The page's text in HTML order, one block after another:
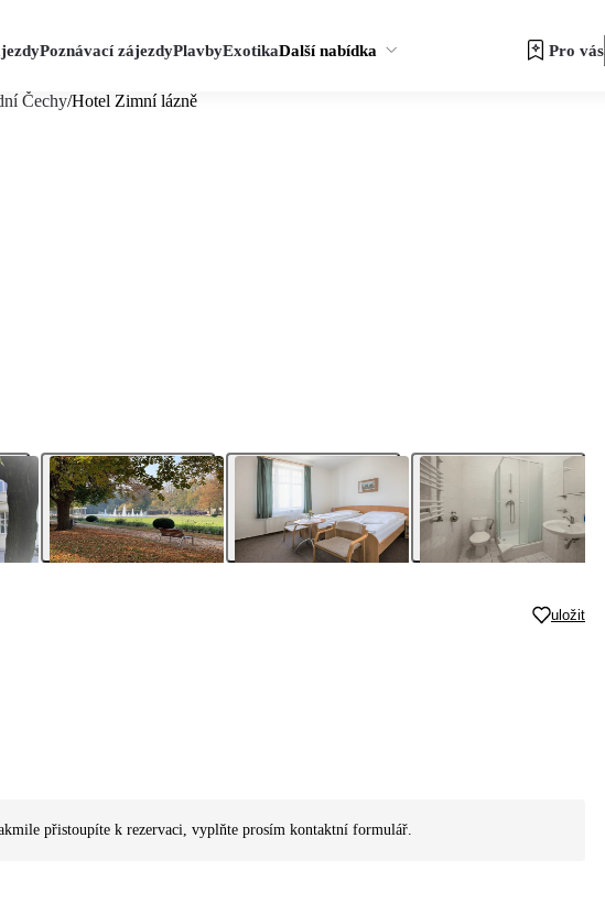
Poznávací zájezdyPlavbyExotikaDalší nabídka Pro vás
Čechy/Hotel Zimní lázně
uložit
přistoupíte k rezervaci, vyplňte prosím kontaktní formulář.